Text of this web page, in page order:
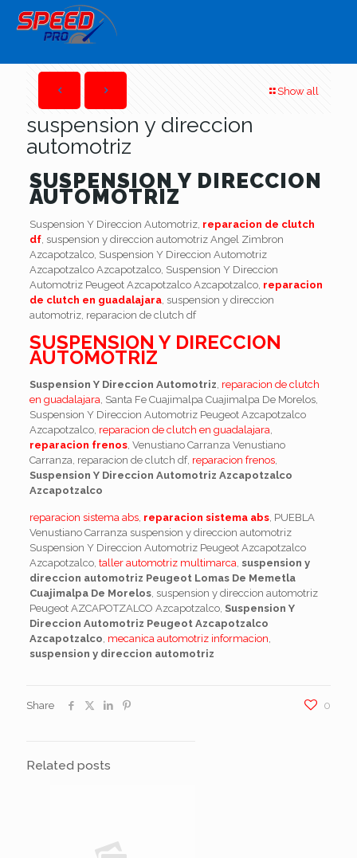
Show all
suspension y direccion
automotriz
SUSPENSION Y DIRECCION
AUTOMOTRIZ
Suspension Y Direccion Automotriz, reparacion de clutch
df, suspension y direccion automotriz Angel Zimbron
Azcapotzalco, Suspension Y Direccion Automotriz
Azcapotzalco Azcapotzalco, Suspension Y Direccion
Automotriz Peugeot Azcapotzalco Azcapotzalco, reparacion
de clutch en guadalajara, suspension y direccion
automotriz, reparacion de clutch df
SUSPENSION Y DIRECCION
AUTOMOTRIZ
Suspension Y Direccion Automotriz, reparacion de clutch
en guadalajara, Santa Fe Cuajimalpa Cuajimalpa De Morelos,
Suspension Y Direccion Automotriz Peugeot Azcapotzalco
Azcapotzalco, reparacion de clutch en guadalajara,
reparacion frenos, Venustiano Carranza Venustiano
Carranza, reparacion de clutch df, reparacion frenos,
Suspension Y Direccion Automotriz Azcapotzalco
Azcapotzalco
reparacion sistema abs, reparacion sistema abs, PUEBLA
Venustiano Carranza suspension y direccion automotriz
Suspension Y Direccion Automotriz Peugeot Azcapotzalco
Azcapotzalco, taller automotriz multimarca, suspension y
direccion automotriz Peugeot Lomas De Memetla
Cuajimalpa De Morelos, suspension y direccion automotriz
Peugeot AZCAPOTZALCO Azcapotzalco, Suspension Y
Direccion Automotriz Peugeot Azcapotzalco
Azcapotzalco, mecanica automotriz informacion,
suspension y direccion automotriz
Share 0
Related posts